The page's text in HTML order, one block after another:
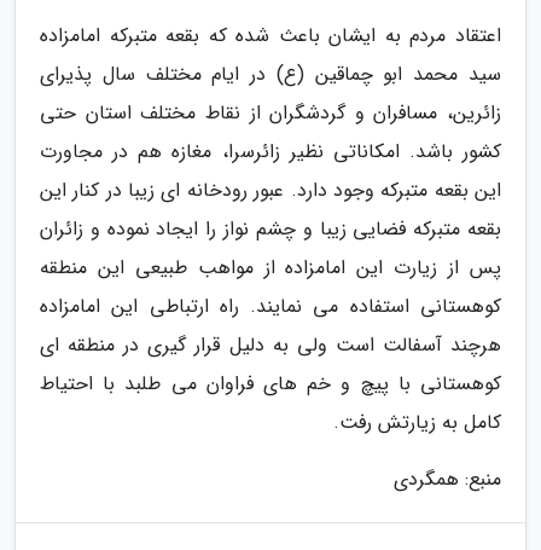
اعتقاد مردم به ایشان باعث شده که بقعه متبرکه امامزاده
سید محمد ابو چماقین (ع) در ایام مختلف سال پذیرای
زائرین، مسافران و گردشگران از نقاط مختلف استان حتی
کشور باشد. امکاناتی نظیر زائرسرا، مغازه هم در مجاورت
این بقعه متبرکه وجود دارد. عبور رودخانه ای زیبا در کنار این
بقعه متبرکه فضایی زیبا و چشم نواز را ایجاد نموده و زائران
پس از زیارت این امامزاده از مواهب طبیعی این منطقه
کوهستانی استفاده می نمایند. راه ارتباطی این امامزاده
هرچند آسفالت است ولی به دلیل قرار گیری در منطقه ای
کوهستانی با پیچ و خم های فراوان می طلبد با احتیاط
کامل به زیارتش رفت.
منبع: همگردی